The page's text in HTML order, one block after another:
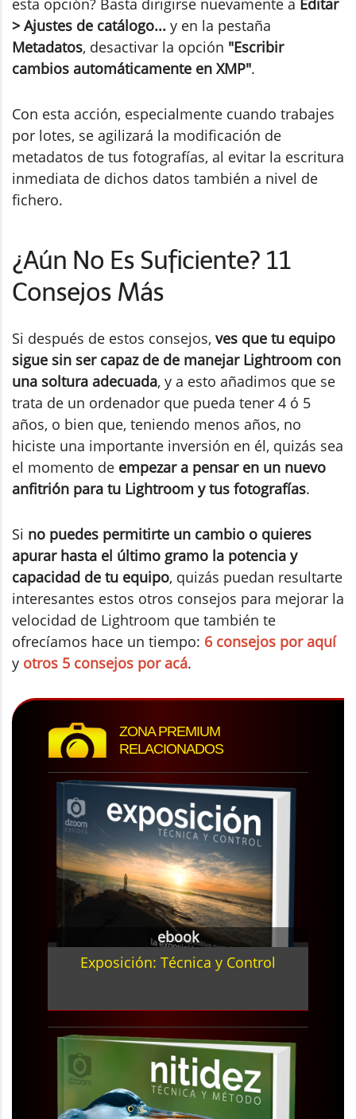
esta opción? Basta dirigirse nuevamente a Editar
> Ajustes de catálogo... y en la pestaña
Metadatos, desactivar la opción "Escribir
cambios automáticamente en XMP".
Con esta acción, especialmente cuando trabajes
por lotes, se agilizará la modificación de
metadatos de tus fotografías, al evitar la escritura
inmediata de dichos datos también a nivel de
fichero.
¿Aún No Es Suficiente? 11
Consejos Más
Si después de estos consejos, ves que tu equipo
sigue sin ser capaz de de manejar Lightroom con
una soltura adecuada, y a esto añadimos que se
trata de un ordenador que pueda tener 4 ó 5
años, o bien que, teniendo menos años, no
hiciste una importante inversión en él, quizás sea
el momento de empezar a pensar en un nuevo
anfitrión para tu Lightroom y tus fotografías.
Si no puedes permitirte un cambio o quieres
apurar hasta el último gramo la potencia y
capacidad de tu equipo, quizás puedan resultarte
interesantes estos otros consejos para mejorar la
velocidad de Lightroom que también te
ofrecíamos hace un tiempo: 6 consejos por aquí
y otros 5 consejos por acá.
ZONA PREMIUM
RELACIONADOS
ebook
Exposición: Técnica y Control